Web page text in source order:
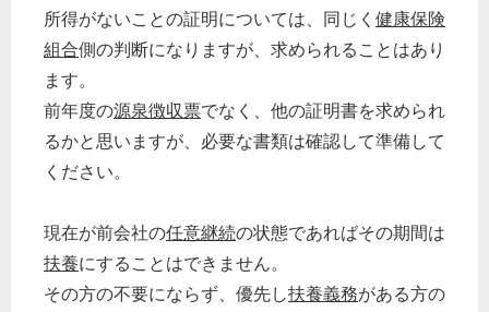
所得がないことの証明については、同じく 健康保険
組合側の判断になりますが、求められることはあり
ます。
前年度の源泉徴収票でなく、他の証明書を求められ
るかと思いますが、必要な書類は確認して準備して
ください。
現在が前会社の任意継続の状態であればその期間は
扶養にすることはできません。
その方の不要にならず、優先し扶養義務がある方の